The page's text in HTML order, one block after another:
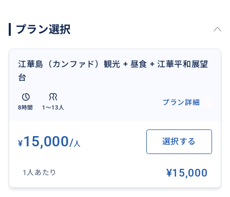
おすすめ
プラン選択
江華島（カンファド）観光 + 昼食 + 江華平和展望
台
8時間 1〜13人
プラン詳細
¥15,000/人 選択する
1人あたり ¥15,000